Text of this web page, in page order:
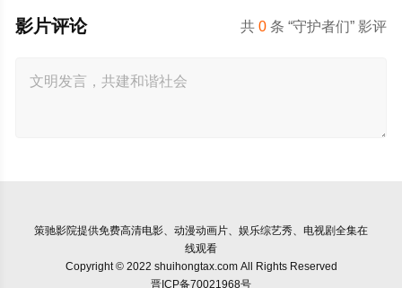
共0 条 “守护者们” 影评
影片评论
策驰影院提供免费高清电影、动漫动画片、娱乐综艺秀、电视剧全集在
线观看
Copyright © 2022 shuihongtax.com All Rights Reserved
晋ICP备70021968号